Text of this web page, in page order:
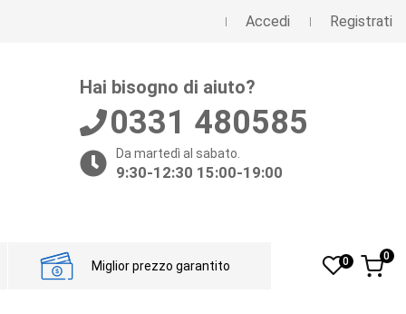
Accedi Registrati
Hai bisogno di aiuto?
0331 480585
Da martedì al sabato.
9:30-12:30 15:00-19:00
Miglior prezzo garantito 0 0